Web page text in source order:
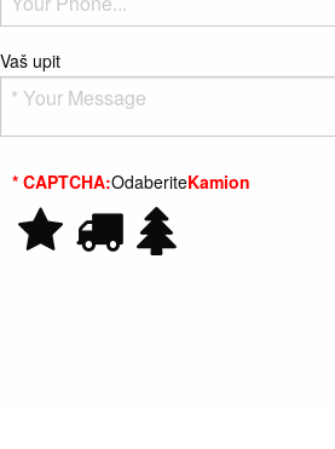
Vaš upit
* CAPTCHA:OdaberiteKamion